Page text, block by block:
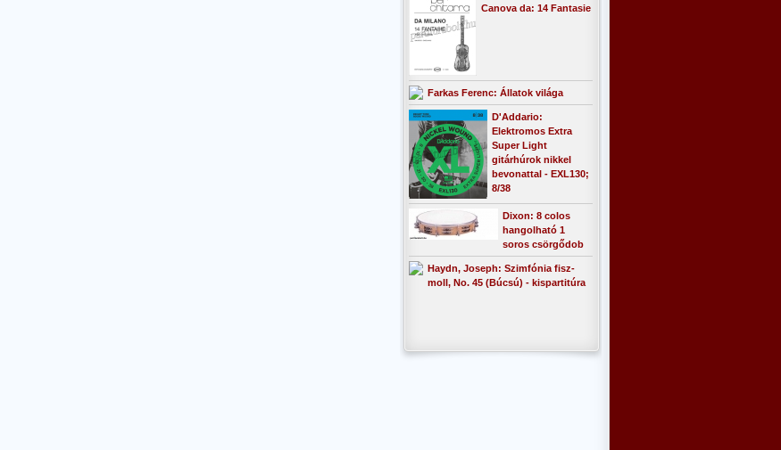
Canova da: 14 Fantasie
Farkas Ferenc: Állatok világa
D'Addario:
Elektromos Extra
Super Light
gitárhúrok nikkel
bevonattal - EXL130;
8/38
Dixon: 8 colos
hangolható 1
soros csörgődob
Haydn, Joseph: Szimfónia fisz-
moll, No. 45 (Búcsú) - kispartitúra